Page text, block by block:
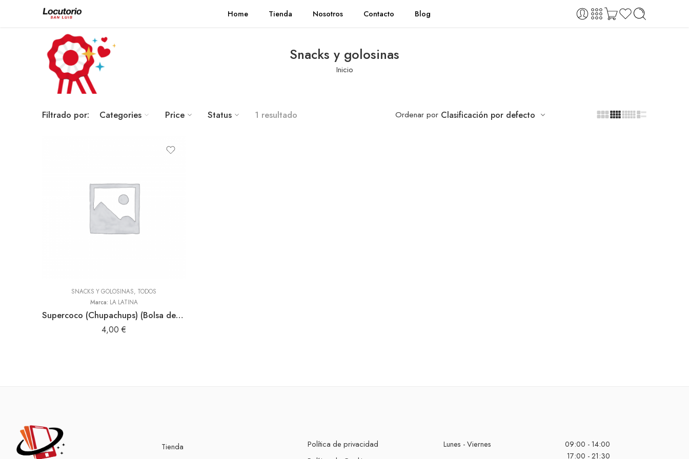
Home Tienda Nosotros Contacto Blog
Snacks y golosinas
Inicio
Filtrado por: Categories Price Status 1 resultado Ordenar por Clasificación por defecto
SNACKS Y GOLOSINAS, TODOS
Marca: LA LATINA
Supercoco (Chupachups) (Bolsa de 24 unidades)
4,00 €
Tienda
Política de privacidad
Lunes - Viernes
09:00 - 14:00
17:00 - 21:30